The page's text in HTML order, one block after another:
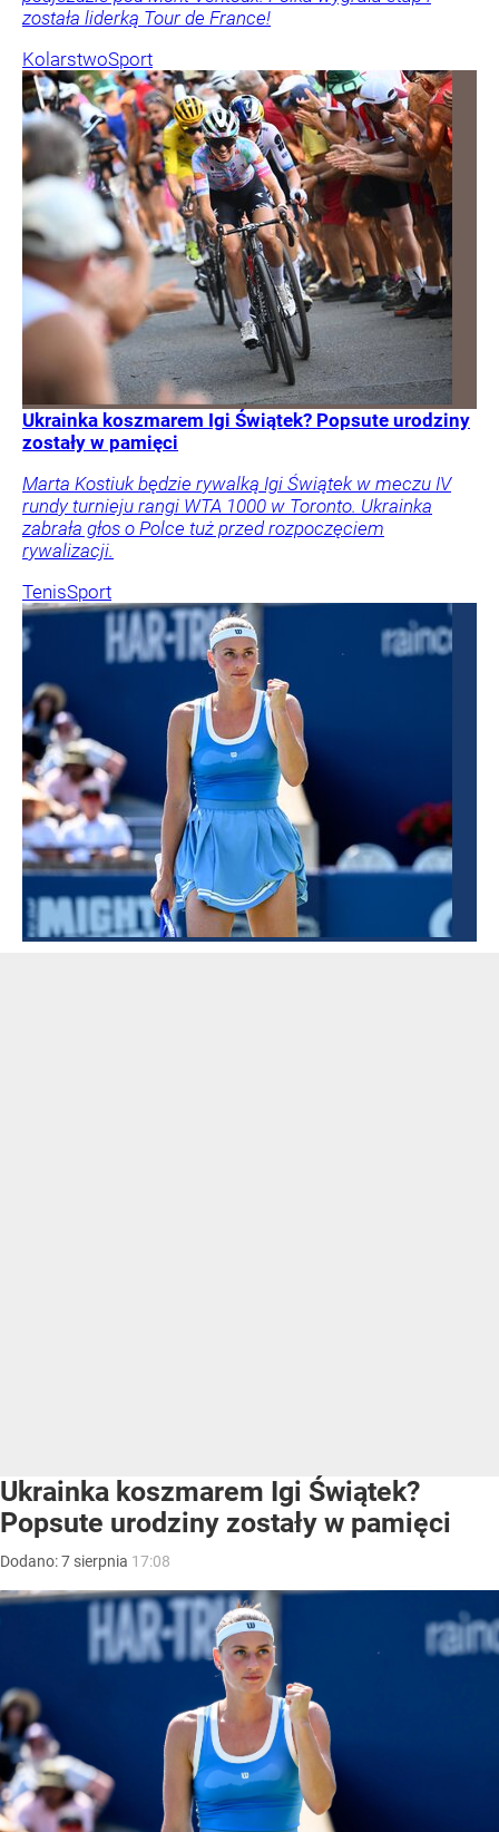
została liderką Tour de France!
KolarstwoSport
Ukrainka koszmarem Igi Świątek? Popsute urodziny
zostały w pamięci
Marta Kostiuk będzie rywalką Igi Świątek w meczu IV
rundy turnieju rangi WTA 1000 w Toronto. Ukrainka
zabrała głos o Polce tuż przed rozpoczęciem
rywalizacji.
TenisSport
Ukrainka koszmarem Igi Świątek?
Popsute urodziny zostały w pamięci
Dodano:7 sierpnia 17:08